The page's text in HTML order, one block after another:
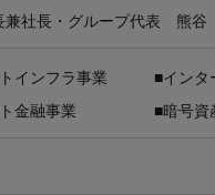
兼社長・グループ代表 熊
トインフラ事業 ■インタ
ット金融事業 ■暗号資